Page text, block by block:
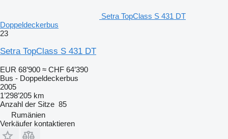
Setra TopClass S 431 DT
Doppeldeckerbus
23
Setra TopClass S 431 DT
EUR 68’900 ≈ CHF 64’390
Bus - Doppeldeckerbus
2005
1’298’205 km
Anzahl der Sitze 85
Rumänien
Verkäufer kontaktieren